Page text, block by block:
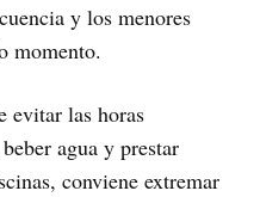
y los menores
momento.
evitar las horas
agua y prestar
conviene extremar